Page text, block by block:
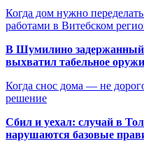
Когда дом нужно
работами в Витебском
В Шумилино задержанный
выхватил табельное
Когда снос дома — не
решение
Сбил и уехал: случай в
нарушаются базовые